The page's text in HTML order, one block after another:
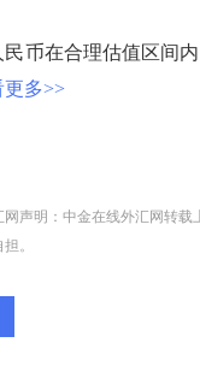
在合理估值区间内
更多>>
网声明：中金在线外汇网转
。